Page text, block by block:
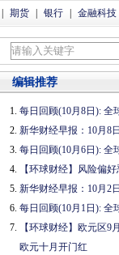
期货 银行 金融科技
编辑推荐
每日回顾(10月8日): 全
新华财经早报：10月8日
每日回顾(10月6日): 全
【环球财经】风险偏
新华财经早报：10月2日
每日回顾(10月1日): 全
【环球财经】欧元区9
欧元十月开门红